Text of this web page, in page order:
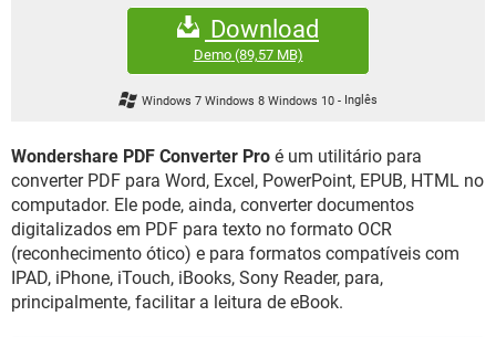
EXCEL
GMAIL
FACEBOOK
EXCEL
GMAIL
WHATSAPP
INSTAGRAM GMAIL
GUIA DE COMPRAS
Download
Demo(89,57 MB)
Windows 7 Windows 8 Windows 10 - Inglês
Wondershare PDF Converter Pro é um utilitário para
converter PDF para Word, Excel, PowerPoint, EPUB, HTML no
computador. Ele pode, ainda, converter documentos
digitalizados em PDF para texto no formato OCR
(reconhecimento ótico) e para formatos compatíveis com
IPAD, iPhone, iTouch, iBooks, Sony Reader, para,
principalmente, facilitar a leitura de eBook.